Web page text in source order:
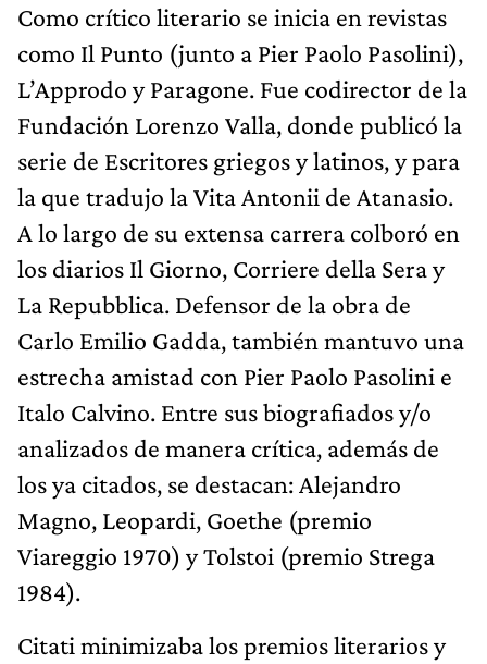
Como crítico literario se inicia en revistas
como Il Punto (junto a Pier Paolo Pasolini),
L’Approdo y Paragone. Fue codirector de la
Fundación Lorenzo Valla, donde publicó la
serie de Escritores griegos y latinos, y para
la que tradujo la Vita Antonii de Atanasio.
A lo largo de su extensa carrera colboró en
los diarios Il Giorno, Corriere della Sera y
La Repubblica. Defensor de la obra de
Carlo Emilio Gadda, también mantuvo una
estrecha amistad con Pier Paolo Pasolini e
Italo Calvino. Entre sus biografiados y/o
analizados de manera crítica, además de
los ya citados, se destacan: Alejandro
Magno, Leopardi, Goethe (premio
Viareggio 1970) y Tolstoi (premio Strega
1984).
Citati minimizaba los premios literarios y